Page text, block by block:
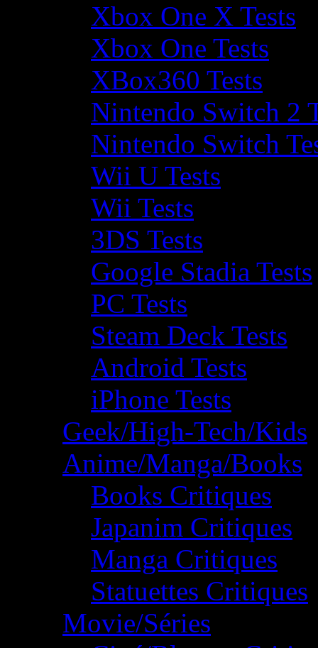
Xbox One X Tests
Xbox One Tests
XBox360 Tests
Nintendo Switch 2
Nintendo Switch
Wii U Tests
Wii Tests
3DS Tests
Google Stadia Tests
PC Tests
Steam Deck Tests
Android Tests
iPhone Tests
Geek/High-Tech/Kids
Anime/Manga/Books
Books Critiques
Japanim Critiques
Manga Critiques
Statuettes Critiques
Movie/Séries